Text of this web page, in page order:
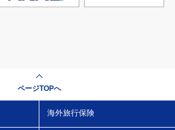
ページTOPへ
海外旅行保険